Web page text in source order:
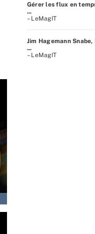
Gérer les flux en
...
– LeMagIT
Jim Hagemann
...
– LeMagIT